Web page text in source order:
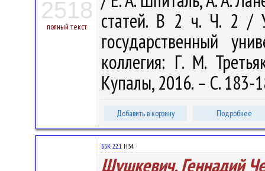
2518
полный текст
статей. В 2 ч. Ч. 2 /
государственный
коллегия: Г. М.
Купалы, 2016. – С. 183-
Добавить в корзину Подробнее
ББК 22.1 Н34
Шушкевич, Геннадий